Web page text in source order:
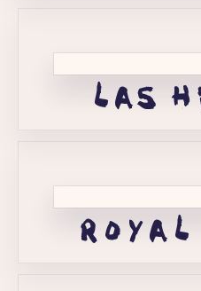
las
royal